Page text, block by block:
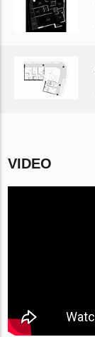
VIDEO